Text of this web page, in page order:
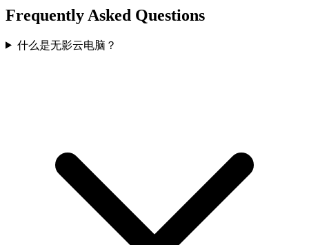
Frequently Asked Questions
什么是无影云电脑？